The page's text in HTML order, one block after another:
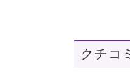
クチコ